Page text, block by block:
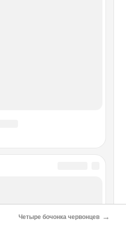
Четыре бочонка червонцев →